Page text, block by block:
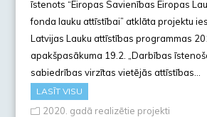
īstenots “Eiropas Savienības Eiropas
fonda lauku attīstībai” atklāta projektu
Latvijas Lauku attīstības programmas
apakšpasākuma 19.2. „Darbības
sabiedrības virzītas vietējās attīstības…
LASĪT VISU
2020. gadā realizētie projekti